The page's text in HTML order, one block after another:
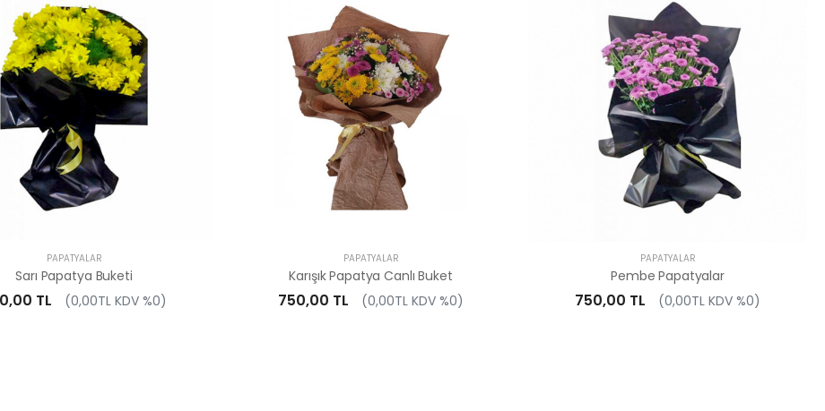
PAPATYALAR
Sarı Papatya Buketi
TL (0,00TL KDV %0)
PAPATYALAR
Karışık Papatya Canlı Buket
750,00 TL (0,00TL KDV %0)
PAPATYALAR
Pembe Papatyalar
750,00 TL (0,00TL KDV %0)